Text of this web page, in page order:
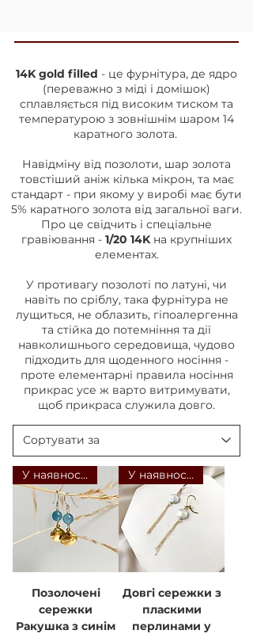
14K gold filled - це фурнітура, де ядро
(переважно з міді і домішок)
сплавляється під високим тиском та
температурою з зовнішнім шаром 14
каратного золота.
Навідміну від позолоти, шар золота
товстіший аніж кілька мікрон, та має
стандарт - при якому у виробі має бути
5% каратного золота від загальної ваги.
Про це свідчить і спеціальне
гравіювання - 1/20 14Kна крупніших
елементах.
У противагу позолоті по латуні, чи
навіть по сріблу, така фурнітура не
лущиться, не облазить, гіпоалергенна
та стійка до потемніння та дії
навколишнього середовища, чудово
підходить для щоденного носіння -
проте елементарні правила носіння
прикрас усе ж варто витримувати,
щоб прикраса служила довго.
У наявності
Позолочені
сережки
Ракушка з синім
У наявності
Довгі сережки з
пласкими
перлинами у